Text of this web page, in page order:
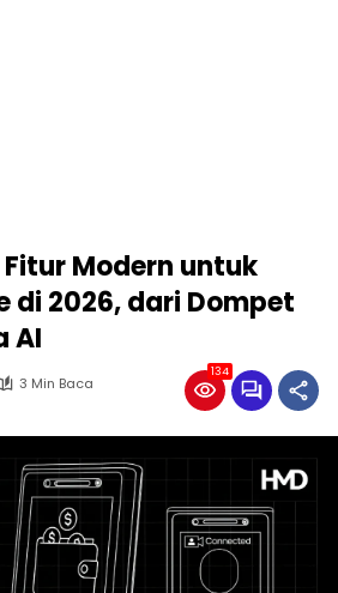
Modern untuk
di 2026, dari Dompet
AI
3 Min Baca
134